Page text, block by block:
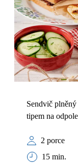
Sendvič
tipem na
2 porce
15 min.